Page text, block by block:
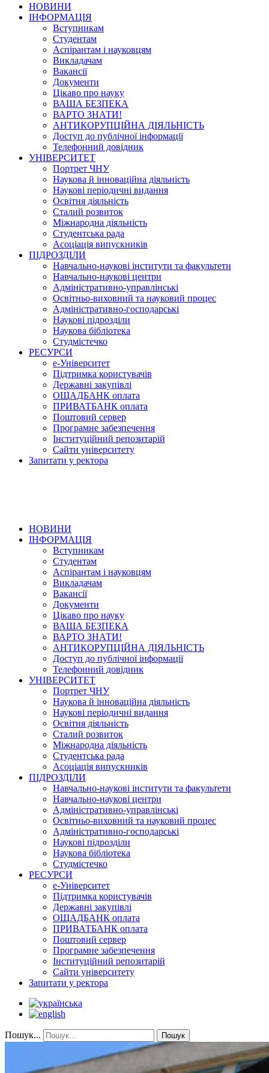
НОВИНИ
ІНФОРМАЦІЯ
Вступникам
Студентам
Аспірантам і науковцям
Викладачам
Вакансії
Документи
Цікаво про науку
ВАША БЕЗПЕКА
ВАРТО ЗНАТИ!
АНТИКОРУПЦІЙНА ДІЯЛЬНІСТЬ
Доступ до публічної інформації
Телефонний довідник
УНІВЕРСИТЕТ
Портрет ЧНУ
Наукова й інноваційна діяльність
Наукові періодичні видання
Освітня діяльність
Сталий розвиток
Міжнародна діяльність
Студентська рада
Асоціація випускників
ПІДРОЗДІЛИ
Навчально-наукові інститути та факультети
Навчально-наукові центри
Адміністративно-управлінські
Освітньо-виховний та науковий процес
Адміністративно-господарські
Наукові підрозділи
Наукова бібліотека
Студмістечко
РЕСУРСИ
е-Університет
Підтримка користувачів
Державні закупівлі
ОЩАДБАНК оплата
ПРИВАТБАНК оплата
Поштовий сервер
Програмне забезпечення
Інституційний репозитарій
Сайти університету
Запитати у ректора
НОВИНИ
ІНФОРМАЦІЯ
Вступникам
Студентам
Аспірантам і науковцям
Викладачам
Вакансії
Документи
Цікаво про науку
ВАША БЕЗПЕКА
ВАРТО ЗНАТИ!
АНТИКОРУПЦІЙНА ДІЯЛЬНІСТЬ
Доступ до публічної інформації
Телефонний довідник
УНІВЕРСИТЕТ
Портрет ЧНУ
Наукова й інноваційна діяльність
Наукові періодичні видання
Освітня діяльність
Сталий розвиток
Міжнародна діяльність
Студентська рада
Асоціація випускників
ПІДРОЗДІЛИ
Навчально-наукові інститути та факультети
Навчально-наукові центри
Адміністративно-управлінські
Освітньо-виховний та науковий процес
Адміністративно-господарські
Наукові підрозділи
Наукова бібліотека
Студмістечко
РЕСУРСИ
е-Університет
Підтримка користувачів
Державні закупівлі
ОЩАДБАНК оплата
ПРИВАТБАНК оплата
Поштовий сервер
Програмне забезпечення
Інституційний репозитарій
Сайти університету
Запитати у ректора
Пошук... Пошук